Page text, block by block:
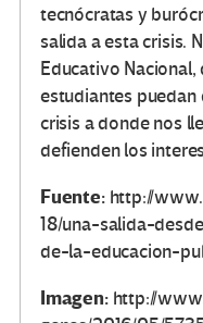
tecnócratas y
salida a esta crisis.
Educativo
estudiantes puedan
crisis a donde nos
defienden los
Fuente: http://
18/una-salida-
de-la-educacion-
Imagen:http://